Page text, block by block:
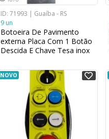
ID: 71993 | Guaíba - RS
9 un
Botoeira De Pavimento
externa Placa Com 1 Botão
Descida E Chave Tesa inox
NOVO